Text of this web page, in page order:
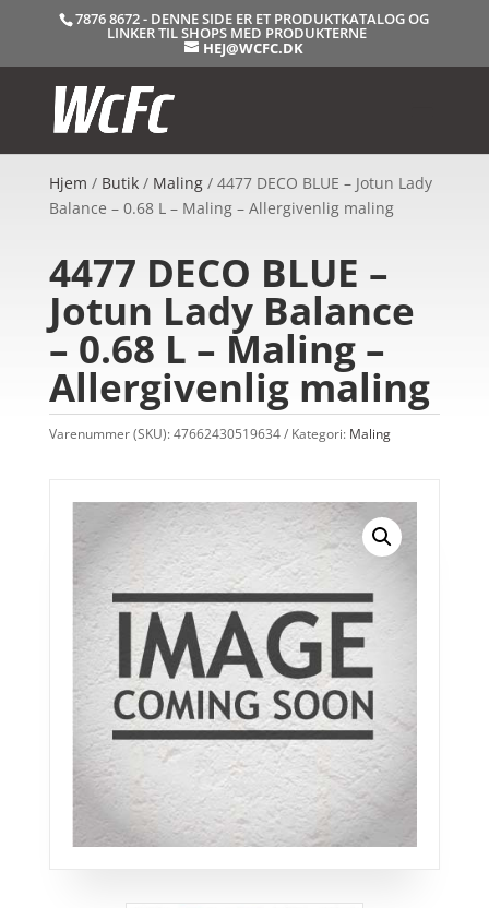
7876 8672 - DENNE SIDE ER ET PRODUKTKATALOG OG
LINKER TIL SHOPS MED PRODUKTERNE
HEJ@WCFC.DK
Hjem / Butik/ Maling/ 4477 DECO BLUE – Jotun Lady
Balance – 0.68 L – Maling – Allergivenlig maling
4477 DECO BLUE –
Jotun Lady Balance
– 0.68 L – Maling –
Allergivenlig maling
Varenummer (SKU):47662430519634 Kategori: Maling